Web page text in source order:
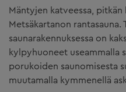
Mäntyjen katveessa,
Metsäkartanon rantasauna.
saunarakennuksessa on
kylpyhuoneet useammalla
porukoiden saunomisesta
muutamalla kymmenellä